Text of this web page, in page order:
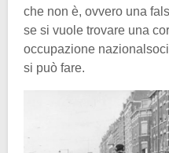
che non è, ovvero una
se si vuole trovare una
occupazione
si può fare.